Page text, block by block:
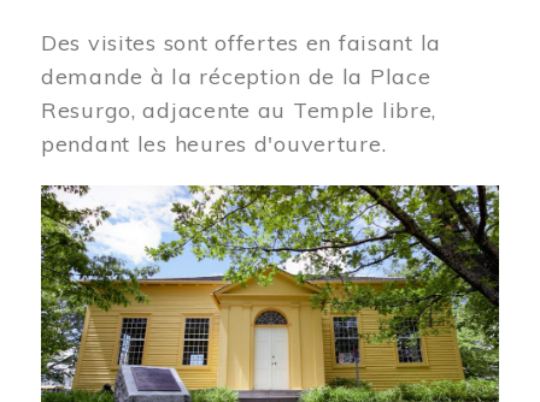
Des visites sont offertes en faisant la
demande à la réception de la Place
Resurgo, adjacente au Temple libre,
pendant les heures d'ouverture.
Image